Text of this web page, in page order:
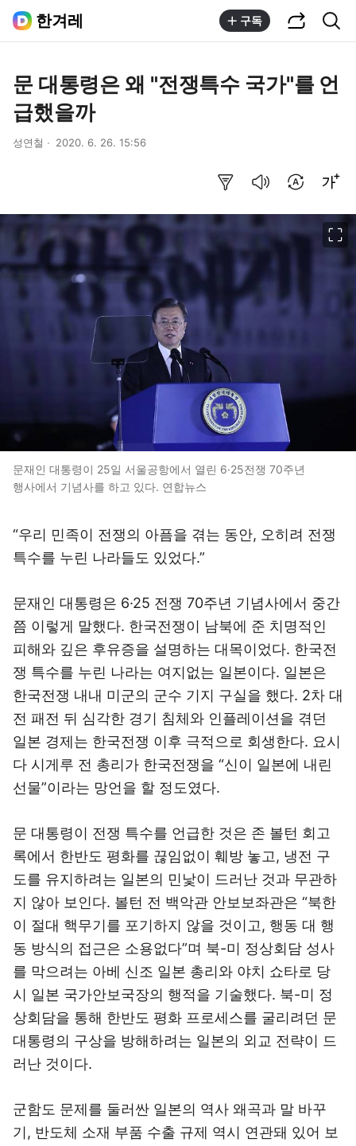
한겨레 구독
문 대통령은 왜 "전쟁특수 국가"를 언
급했을까
성연철 2020. 6. 26. 15:56
문재인 대통령이 25일 서울공항에서 열린 6·25전쟁 70주년
행사에서 기념사를 하고 있다. 연합뉴스
“우리 민족이 전쟁의 아픔을 겪는 동안, 오히려 전쟁
특수를 누린 나라들도 있었다.”
문재인 대통령은 6·25 전쟁 70주년 기념사에서 중간
쯤 이렇게 말했다. 한국전쟁이 남북에 준 치명적인
피해와 깊은 후유증을 설명하는 대목이었다. 한국전
쟁 특수를 누린 나라는 여지없는 일본이다. 일본은
한국전쟁 내내 미군의 군수 기지 구실을 했다. 2차 대
전 패전 뒤 심각한 경기 침체와 인플레이션을 겪던
일본 경제는 한국전쟁 이후 극적으로 회생한다. 요시
다 시게루 전 총리가 한국전쟁을 “신이 일본에 내린
선물”이라는 망언을 할 정도였다.
문 대통령이 전쟁 특수를 언급한 것은 존 볼턴 회고
록에서 한반도 평화를 끊임없이 훼방 놓고, 냉전 구
도를 유지하려는 일본의 민낯이 드러난 것과 무관하
지 않아 보인다. 볼턴 전 백악관 안보보좌관은 “북한
이 절대 핵무기를 포기하지 않을 것이고, 행동 대 행
동 방식의 접근은 소용없다”며 북-미 정상회담 성사
를 막으려는 아베 신조 일본 총리와 야치 쇼타로 당
시 일본 국가안보국장의 행적을 기술했다. 북-미 정
상회담을 통해 한반도 평화 프로세스를 굴리려던 문
대통령의 구상을 방해하려는 일본의 외교 전략이 드
러난 것이다.
군함도 문제를 둘러싼 일본의 역사 왜곡과 말 바꾸
기, 반도체 소재 부품 수출 규제 역시 연관돼 있어 보